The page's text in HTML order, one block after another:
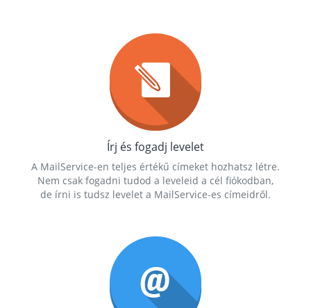
Írj és fogadj levelet
A MailService-en teljes értékű címeket hozhatsz létre.
Nem csak fogadni tudod a leveleid a cél fiókodban,
de írni is tudsz levelet a MailService-es címeidről.